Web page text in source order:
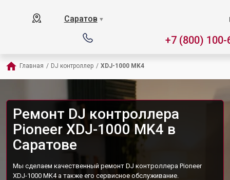
Саратов ▼
+7 (800) 100-
Главная / DJ контроллер / XDJ-1000 MK4
Ремонт DJ контроллера
Pioneer XDJ-1000 MK4 в
Саратове
Мы сделаем качественный ремонт DJ контроллера Pioneer
XDJ-1000 MK4 а также его сервисное обслуживание.